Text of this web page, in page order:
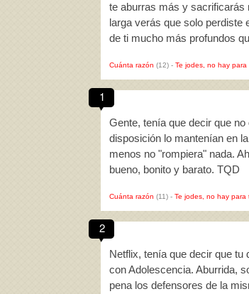
te aburras más y sacrificarás
larga verás que solo perdiste
de ti mucho más profundos
Cuánta razón (12) - Te jodes, no hay para
1
Gente, tenía que decir que
disposición lo mantenían en
menos no "rompiera" nada.
bueno, bonito y barato. TQD
Cuánta razón (11) - Te jodes, no hay para
2
Netflix, tenía que decir que
con Adolescencia. Aburrida,
pena los defensores de la